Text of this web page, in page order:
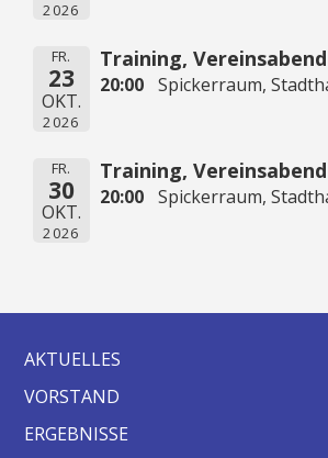
2026
FR.
23
OKT.
2026
Training, Vereinsabend
20:00 Spickerraum,
FR.
30
OKT.
2026
Training, Vereinsabend
20:00 Spickerraum,
AKTUELLES
VORSTAND
ERGEBNISSE